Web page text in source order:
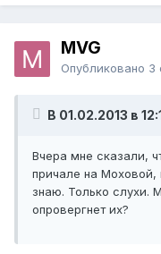
MVG
Опубликовано 3
В 01.02.2013 в
Вчера мне сказали,
причале на Моховой,
знаю. Только слухи.
опровергнет их?